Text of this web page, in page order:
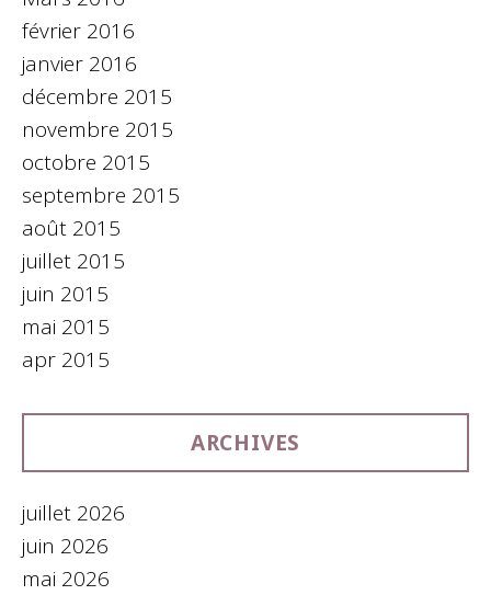
février 2016
janvier 2016
décembre 2015
novembre 2015
octobre 2015
septembre 2015
août 2015
juillet 2015
juin 2015
mai 2015
apr 2015
ARCHIVES
juillet 2026
juin 2026
mai 2026